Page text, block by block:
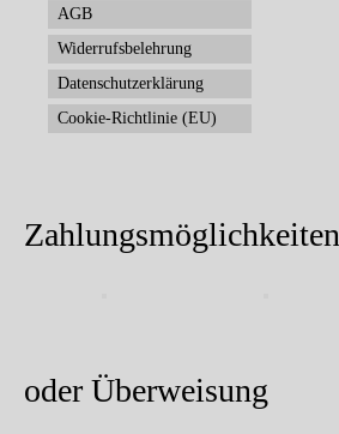
AGB
Widerrufsbelehrung
Datenschutzerklärung
Cookie-Richtlinie (EU)
Zahlungsmöglichkeiten
oder Überweisung